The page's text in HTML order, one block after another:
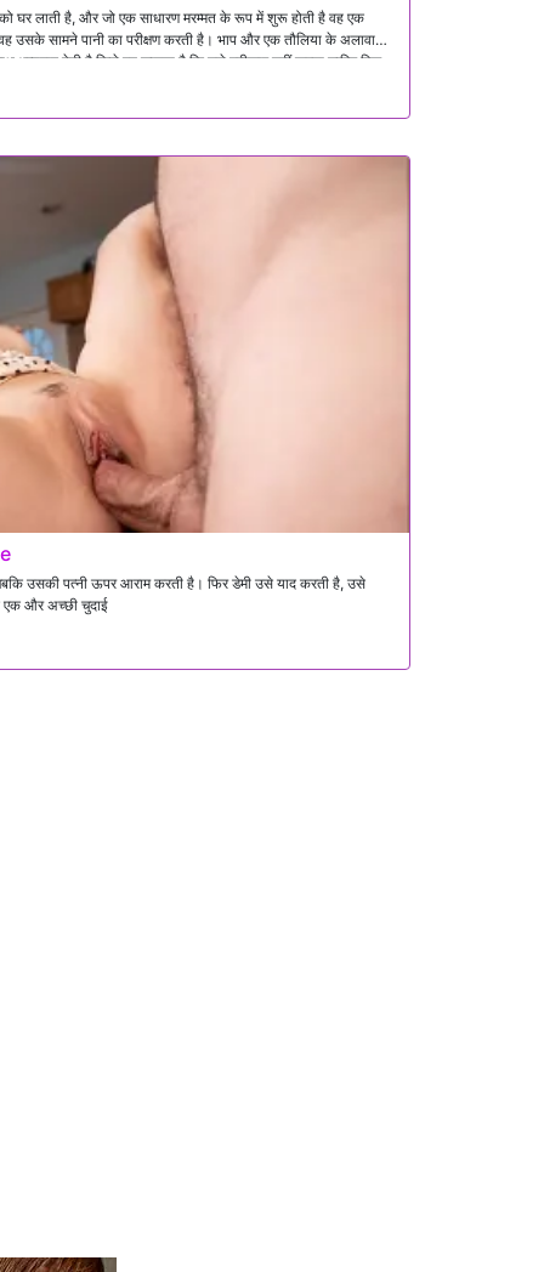
घर लाती है, और जो एक साधारण मरम्मत के रूप में शुरू होती है वह एक
सामने पानी का परीक्षण करती है। भाप और एक तौलिया के अलावा
देती है जिसे वह जानता है कि उसे स्वीकार नहीं करना चाहिए फिर
उसकी पत्नी ऊपर आराम करती है। फिर डेमी उसे याद करती है, उसे
और अच्छी चुदाई